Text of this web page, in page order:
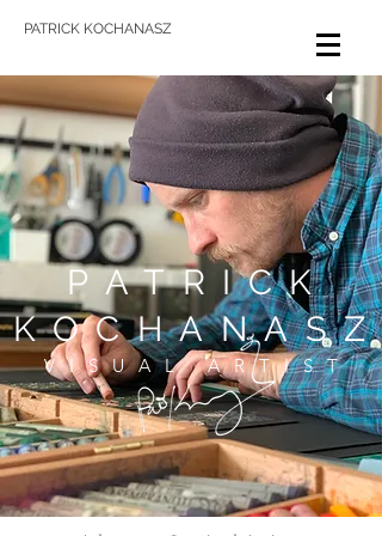
PATRICK KOCHANASZ
PATRICK
KOCHANASZ
VISUAL ARTIST